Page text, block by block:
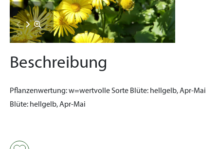
Beschreibung
Pflanzenwertung:w=wertvolle Sorte Blüte: hellgelb, Apr-Mai
Blüte: hellgelb, Apr-Mai